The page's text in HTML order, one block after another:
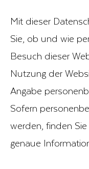
Mit dieser
Sie, ob und wie
Besuch dieser
Nutzung der
Angabe
Sofern
werden, finden
genaue